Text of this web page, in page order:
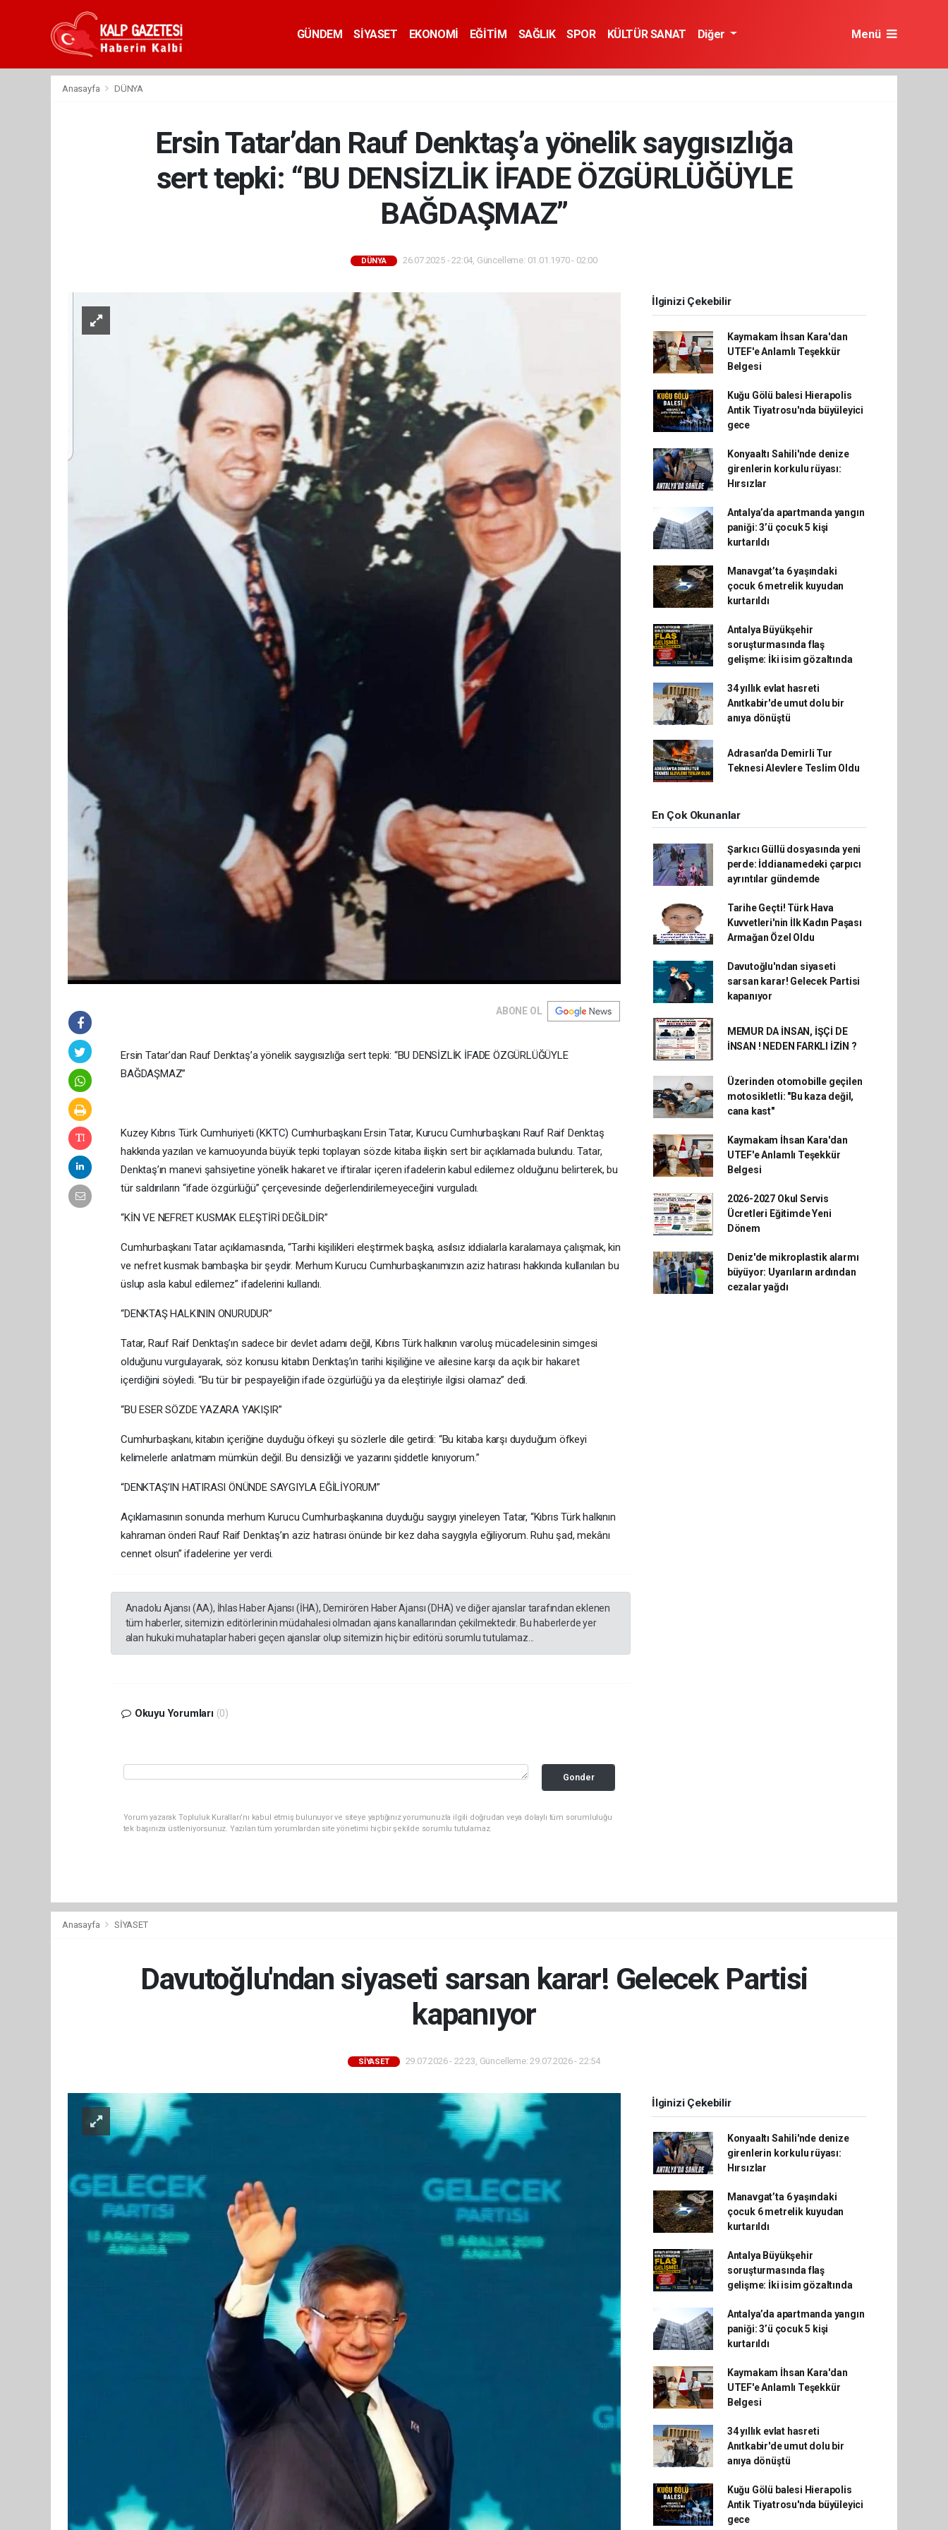
GÜNDEM SİYASET EKONOMİ EĞİTİM SAĞLIK SPOR KÜLTÜR SANAT Diğer Menü
Anasayfa DÜNYA
Ersin Tatar’dan Rauf Denktaş’a yönelik saygısızlığa
sert tepki: “BU DENSİZLİK İFADE ÖZGÜRLÜĞÜYLE
BAĞDAŞMAZ”
DÜNYA 26.07.2025 - 22:04, Güncelleme: 01.01.1970 - 02:00
ABONE OL
Ersin Tatar’dan Rauf Denktaş’a yönelik saygısızlığa sert tepki: “BU DENSİZLİK İFADE ÖZGÜRLÜĞÜYLE
BAĞDAŞMAZ”
Kuzey Kıbrıs Türk Cumhuriyeti (KKTC) Cumhurbaşkanı Ersin Tatar, Kurucu Cumhurbaşkanı Rauf Raif Denktaş
hakkında yazılan ve kamuoyunda büyük tepki toplayan sözde kitaba ilişkin sert bir açıklamada bulundu. Tatar,
Denktaş’ın manevi şahsiyetine yönelik hakaret ve iftiralar içeren ifadelerin kabul edilemez olduğunu belirterek, bu
tür saldırıların “ifade özgürlüğü” çerçevesinde değerlendirilemeyeceğini vurguladı.
“KİN VE NEFRET KUSMAK ELEŞTİRİ DEĞİLDİR”
Cumhurbaşkanı Tatar açıklamasında, “Tarihi kişilikleri eleştirmek başka, asılsız iddialarla karalamaya çalışmak, kin
ve nefret kusmak bambaşka bir şeydir. Merhum Kurucu Cumhurbaşkanımızın aziz hatırası hakkında kullanılan bu
üslup asla kabul edilemez” ifadelerini kullandı.
“DENKTAŞ HALKININ ONURUDUR”
Tatar, Rauf Raif Denktaş’ın sadece bir devlet adamı değil, Kıbrıs Türk halkının varoluş mücadelesinin simgesi
olduğunu vurgulayarak, söz konusu kitabın Denktaş’ın tarihi kişiliğine ve ailesine karşı da açık bir hakaret
içerdiğini söyledi. “Bu tür bir pespayeliğin ifade özgürlüğü ya da eleştiriyle ilgisi olamaz” dedi.
“BU ESER SÖZDE YAZARA YAKIŞIR”
Cumhurbaşkanı, kitabın içeriğine duyduğu öfkeyi şu sözlerle dile getirdi: “Bu kitaba karşı duyduğum öfkeyi
kelimelerle anlatmam mümkün değil. Bu densizliği ve yazarını şiddetle kınıyorum.”
“DENKTAŞ’IN HATIRASI ÖNÜNDE SAYGIYLA EĞİLİYORUM”
Açıklamasının sonunda merhum Kurucu Cumhurbaşkanına duyduğu saygıyı yineleyen Tatar, “Kıbrıs Türk halkının
kahraman önderi Rauf Raif Denktaş’ın aziz hatırası önünde bir kez daha saygıyla eğiliyorum. Ruhu şad, mekânı
cennet olsun” ifadelerine yer verdi.
Anadolu Ajansı (AA), İhlas Haber Ajansı (İHA), Demirören Haber Ajansı (DHA) ve diğer ajanslar tarafından eklenen
tüm haberler, sitemizin editörlerinin müdahalesi olmadan ajans kanallarından çekilmektedir. Bu haberlerde yer
alan hukuki muhataplar haberi geçen ajanslar olup sitemizin hiç bir editörü sorumlu tutulamaz...
Okuyu Yorumları (0)
Gonder
Yorum yazarak Topluluk Kuralları’nı kabul etmiş bulunuyor ve siteye yaptığınız yorumunuzla ilgili doğrudan veya dolaylı tüm sorumluluğu
tek başınıza üstleniyorsunuz. Yazılan tüm yorumlardan site yönetimi hiçbir şekilde sorumlu tutulamaz.
İlginizi Çekebilir
Kaymakam İhsan Kara'dan
UTEF'e Anlamlı Teşekkür
Belgesi
Kuğu Gölü balesi Hierapolis
Antik Tiyatrosu'nda büyüleyici
gece
Konyaaltı Sahili'nde denize
girenlerin korkulu rüyası:
Hırsızlar
Antalya’da apartmanda yangın
paniği: 3’ü çocuk 5 kişi
kurtarıldı
Manavgat’ta 6 yaşındaki
çocuk 6 metrelik kuyudan
kurtarıldı
Antalya Büyükşehir
soruşturmasında flaş
gelişme: İki isim gözaltında
34 yıllık evlat hasreti
Anıtkabir'de umut dolu bir
anıya dönüştü
Adrasan'da Demirli Tur
Teknesi Alevlere Teslim Oldu
En Çok Okunanlar
Şarkıcı Güllü dosyasında yeni
perde: İddianamedeki çarpıcı
ayrıntılar gündemde
Tarihe Geçti! Türk Hava
Kuvvetleri'nin İlk Kadın Paşası
Armağan Özel Oldu
Davutoğlu'ndan siyaseti
sarsan karar! Gelecek Partisi
kapanıyor
MEMUR DA İNSAN, İŞÇİ DE
İNSAN ! NEDEN FARKLI İZİN ?
Üzerinden otomobille geçilen
motosikletli: "Bu kaza değil,
cana kast"
Kaymakam İhsan Kara'dan
UTEF'e Anlamlı Teşekkür
Belgesi
2026-2027 Okul Servis
Ücretleri Eğitimde Yeni
Dönem
Deniz'de mikroplastik alarmı
büyüyor: Uyarıların ardından
cezalar yağdı
Anasayfa SİYASET
Davutoğlu'ndan siyaseti sarsan karar! Gelecek Partisi
kapanıyor
SİYASET 29.07.2026 - 22:23, Güncelleme: 29.07.2026 - 22:54
İlginizi Çekebilir
Konyaaltı Sahili'nde denize
girenlerin korkulu rüyası:
Hırsızlar
Manavgat’ta 6 yaşındaki
çocuk 6 metrelik kuyudan
kurtarıldı
Antalya Büyükşehir
soruşturmasında flaş
gelişme: İki isim gözaltında
Antalya’da apartmanda yangın
paniği: 3’ü çocuk 5 kişi
kurtarıldı
Kaymakam İhsan Kara'dan
UTEF'e Anlamlı Teşekkür
Belgesi
34 yıllık evlat hasreti
Anıtkabir'de umut dolu bir
anıya dönüştü
Kuğu Gölü balesi Hierapolis
Antik Tiyatrosu'nda büyüleyici
gece